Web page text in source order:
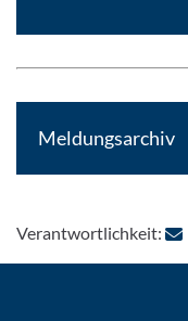
Meldungsarchiv
Verantwortlichkeit: